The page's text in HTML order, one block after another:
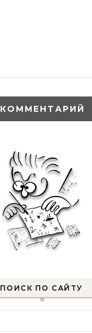
ПОИСК ПО САЙТУ